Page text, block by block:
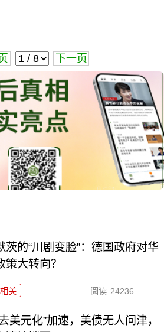
下一页
茨的“川剧变脸”：德国政府对华
策大转向？
相关 阅读 24236
美元化”加速，美债无人问津，